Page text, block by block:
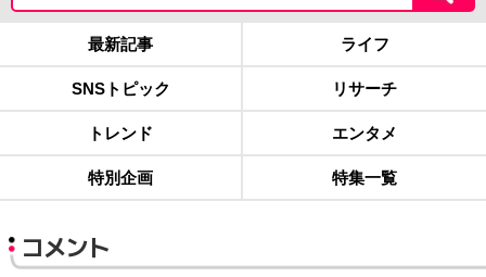
最新記事 ライフ
SNSトピック リサーチ
トレンド エンタメ
特別企画 特集一覧
コメント